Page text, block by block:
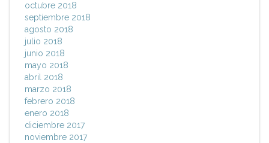
octubre 2018
septiembre 2018
agosto 2018
julio 2018
junio 2018
mayo 2018
abril 2018
marzo 2018
febrero 2018
enero 2018
diciembre 2017
noviembre 2017